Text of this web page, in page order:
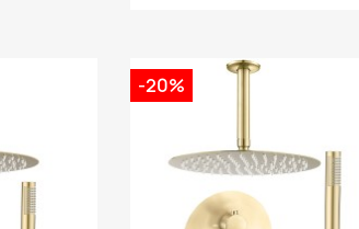
-20%